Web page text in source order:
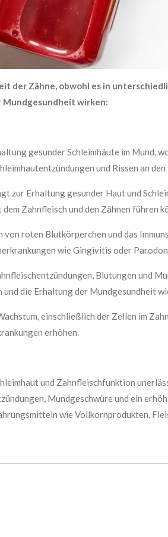
der Zähne, obwohl es in
Mundgesundheit wirken:
gesunder Schleimhäute im Mund,
und Rissen an
zur Erhaltung gesunder Haut und
Zahnfleisch und den Zähnen führen
roten Blutkörperchen und das
wie Gingivitis oder
Blutungen und
die Erhaltung der Mundgesundheit
einschließlich der Zellen im
erhöhen.
und Zahnfleischfunktion
Mundgeschwüre und ein
wie Vollkornprodukten,